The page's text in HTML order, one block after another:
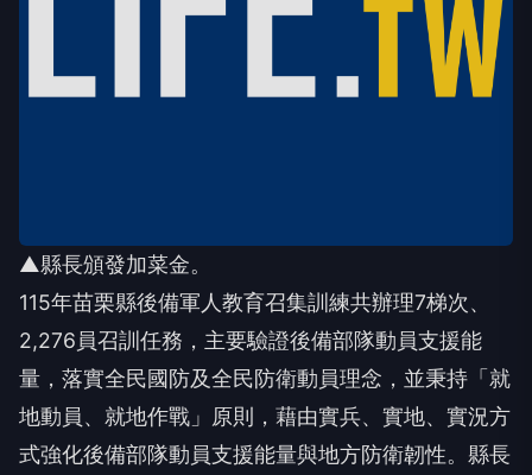
▲縣長頒發加菜金。
115年苗栗縣後備軍人教育召集訓練共辦理7梯次、
2,276員召訓任務，主要驗證後備部隊動員支援能
量，落實全民國防及全民防衛動員理念，並秉持「就
地動員、就地作戰」原則，藉由實兵、實地、實況方
式強化後備部隊動員支援能量與地方防衛韌性。縣長